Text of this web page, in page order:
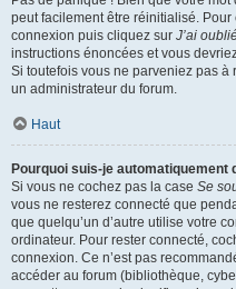
peut facilement être réinitialisé.
connexion puis cliquez sur J’ai
instructions énoncées et vous
Si toutefois vous ne parveniez pas
un administrateur du forum.
Haut
Pourquoi suis-je automatiquement
Si vous ne cochez pas la case Se
vous ne resterez connecté que
que quelqu’un d’autre utilise votre
ordinateur. Pour rester connecté,
connexion. Ce n’est pas
accéder au forum (bibliothèque,